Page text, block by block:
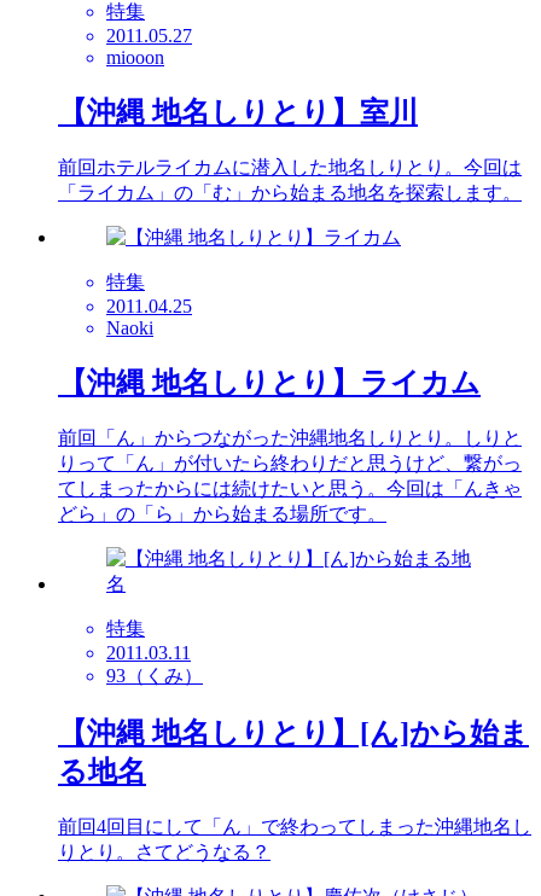
特集
2011.05.27
miooon
【沖縄 地名しりとり】室川
前回ホテルライカムに潜入した地名しりとり。今回は
「ライカム」の「む」から始まる地名を探索します。
特集
2011.04.25
Naoki
【沖縄 地名しりとり】ライカム
前回「ん」からつながった沖縄地名しりとり。しりと
りって「ん」が付いたら終わりだと思うけど、繋がっ
てしまったからには続けたいと思う。今回は「んきゃ
どら」の「ら」から始まる場所です。
特集
2011.03.11
93（くみ）
【沖縄 地名しりとり】[ん]から始ま
る地名
前回4回目にして「ん」で終わってしまった沖縄地名し
りとり。さてどうなる？